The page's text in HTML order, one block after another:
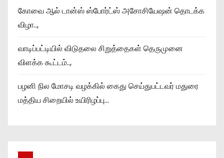
கோவை ஆல் டான்ஸ் ஸ்போர்ட்ஸ் அசோசியேஷன் தொடக்க
விழா..,
வாடிப்பட்டியில் விடுதலை சிறுத்தைகள் தெருமுனை
விளக்க கூட்டம்..,
பழனி நில மோசடி வழக்கில் கைது செய்துபட்டவர் மதுரை
மத்திய சிறையில் உயிரிழப்பு…